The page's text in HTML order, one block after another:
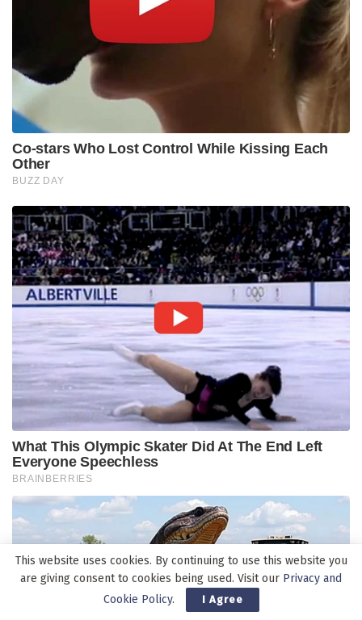
This website uses cookies. By continuing to use this website you
are giving consent to cookies being used. Visit our Privacy and
Cookie Policy. I Agree